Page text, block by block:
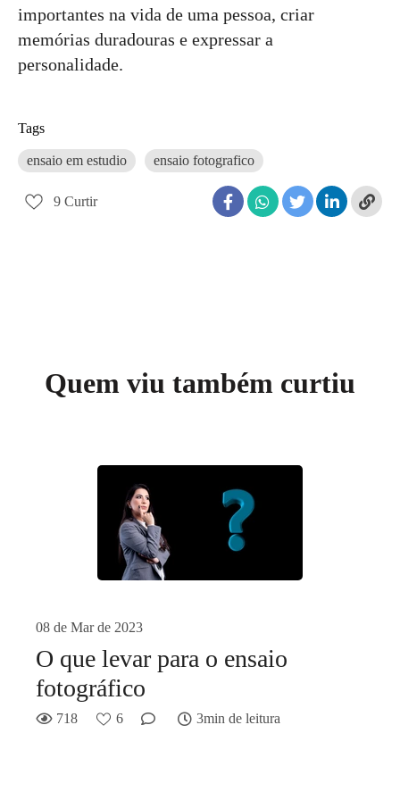
importantes na vida de uma pessoa, criar
memórias duradouras e expressar a
personalidade.
Tags
ensaio em estudio ensaio fotografico
9 Curtir
Quem viu também curtiu
08 de Mar de 2023
O que levar para o ensaio
fotográfico
718 6 3min de leitura